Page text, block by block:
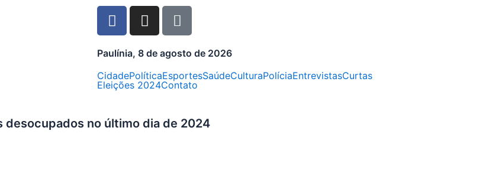
Paulínia, 8 de agosto de 2026
CidadePolíticaEsportesSaúdeCulturaPolíciaEntrevistasCurtas
Eleições 2024Contato
no último dia de 2024